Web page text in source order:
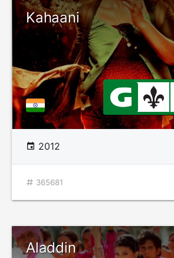
Kahaani
2012
365681
Aladdin